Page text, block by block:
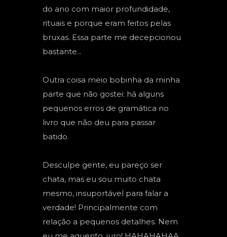
do ano com maior profundidade,
rituais e porque eram feitos pelas
bruxas. Essa parte me decepcionou
bastante...
Outra coisa meio bobinha da minha
parte que não gostei: há alguns
pequenos erros de gramática no
livro que não deu para passar
batido.
Desculpe gente, eu pareço ser
chata, mas eu sou muito chata
mesmo, insuportável para falar a
verdade! Principalmente com
relação a pequenos detalhes. Nem